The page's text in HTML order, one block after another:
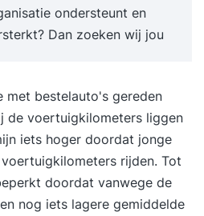
ondersteunt en
Dan zoeken wij jou
met bestelauto's gereden
de voertuigkilometers liggen
iets hoger doordat jonge
rijden. Tot
doordat vanwege de
nog iets lagere gemiddelde